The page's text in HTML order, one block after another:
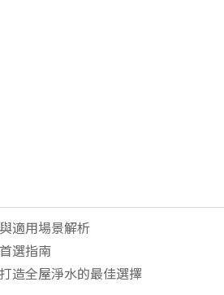
適用場景解析
選指南
造全屋淨水的最佳選擇